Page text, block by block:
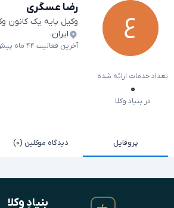
رضا عسگری
وکیل پایه یک کانون
ایران،
آخرین فعالیت ۴۴ ماه پیش
تعداد خدمات ارائه شده
۰
در بنیاد وکلا
پروفایل دیدگاه موکلین (۰)
بنیادِ وکلا